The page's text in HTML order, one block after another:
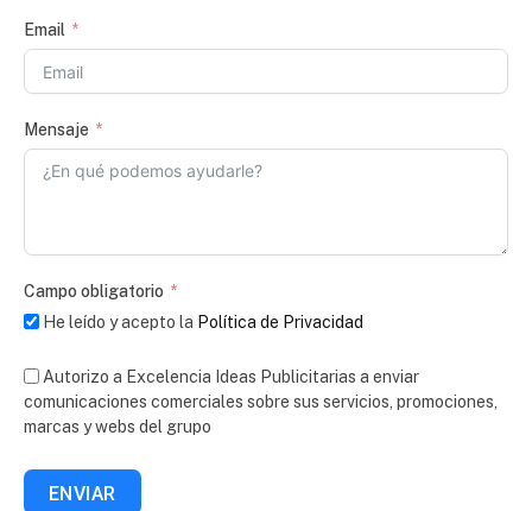
Email
Mensaje
Campo obligatorio
He leído y acepto la Política de Privacidad
Autorizo a Excelencia Ideas Publicitarias a enviar
comunicaciones comerciales sobre sus servicios, promociones,
marcas y webs del grupo
ENVIAR